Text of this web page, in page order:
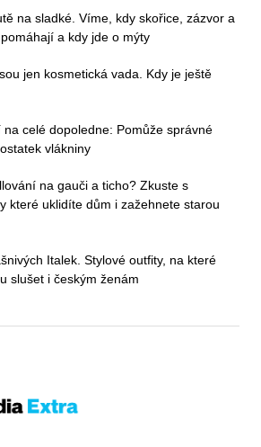
na sladké. Víme, kdy skořice, zázvor a
a kdy jde o mýty
jen kosmetická vada. Kdy je ještě
celé dopoledne: Pomůže správné
vlákniny
na gauči a ticho? Zkuste s
které uklidíte dům i zažehnete starou
Italek. Stylové outfity, na které
slušet i českým ženám